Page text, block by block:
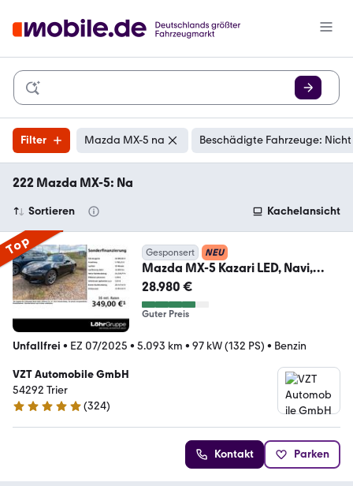
Filter Mazda MX-5 na Beschädigte Fahrzeuge:
222 Mazda MX-5: Na
Sortieren Kachelansicht
Top Gesponsert NEU
Mazda MX-5 Kazari LED, Navi,
Kamera
28.980 €
Guter Preis
Unfallfrei • EZ 07/2025 • 5.093 km • 97 kW (132 PS) • Benzin
VZT Automobile GmbH
54292 Trier
4.8 Sterne
(324)
Kontakt Parken